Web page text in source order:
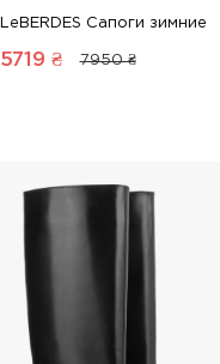
LeBERDES Сапоги зимние
5719 ₴ 7950 ₴